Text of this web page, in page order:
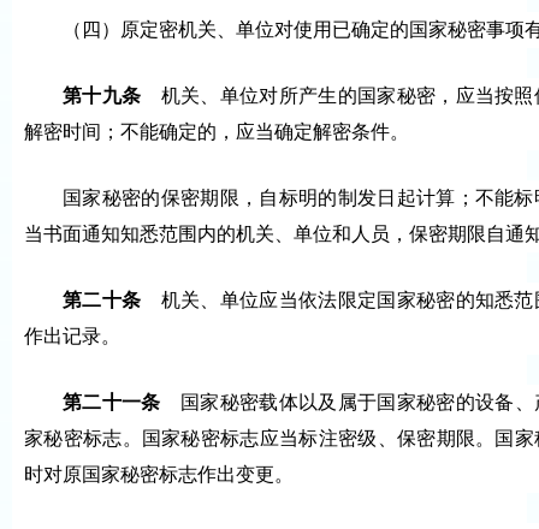
（四）原定密机关、单位对使用已确定的国家秘密事项
第十九条 机关、单位对所产生的国家秘密，应当按
解密时间；不能确定的，应当确定解密条件。
国家秘密的保密期限，自标明的制发日起计算；不能
当书面通知知悉范围内的机关、单位和人员，保密期限自通
第二十条 机关、单位应当依法限定国家秘密的知悉
作出记录。
第二十一条 国家秘密载体以及属于国家秘密的设备
家秘密标志。国家秘密标志应当标注密级、保密期限。国
时对原国家秘密标志作出变更。